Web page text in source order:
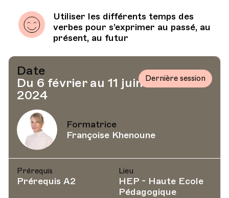
Utiliser les différents temps des
verbes pour s’exprimer au passé, au
présent, au futur
Date
Du 6 février au 11 juin
2024
Dernière session
Formatrice
Françoise Khenoune
Prérequis
Prérequis A2
Lieu
HEP - Haute Ecole
Pédagogique